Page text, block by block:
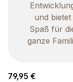
und bietet
Spaß für
ganze
Regulärer Preis:
79,95 €